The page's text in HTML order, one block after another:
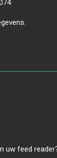
.
uw feed